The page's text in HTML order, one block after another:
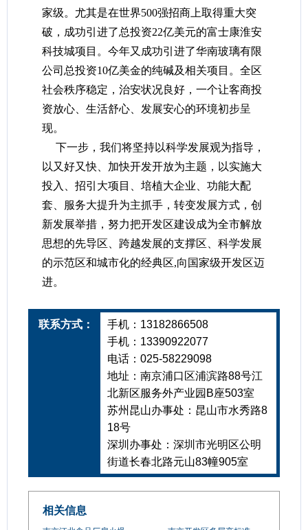
家级。尤其是在世界500强招商上取得重大突
破，成功引进了总投资22亿美元的富士康淮安
科技城项目。今年又成功引进了华南玻璃有限
公司总投资10亿美金的纯碱及相关项目。全区
社会秩序稳定，治安状况良好，一个让客商投
资放心、生活舒心、发展安心的环境初步呈
现。
下一步，我们将坚持以科学发展观为指导，
以又好又快、加快开发开放为主题，以实施大
投入、招引大项目、培植大企业、功能大配
套、服务大提升为主抓手，转变发展方式，创
新发展举措，努力把开发区建设成为全市解放
思想的先导区、跨越发展的支撑区、科学发展
的示范区和城市化的经典区,向国家级开发区迈
进。
联系方式：
手机：13182866508
手机：13390922077
电话：025-58229098
地址：南京浦口区浦滨路88号江
北新区服务外产业园B座503室
苏州昆山办事处：昆山市水秀路8
18号
深圳办事处：深圳市光明区公明
街道长春北路元山83幢905室
相关信息